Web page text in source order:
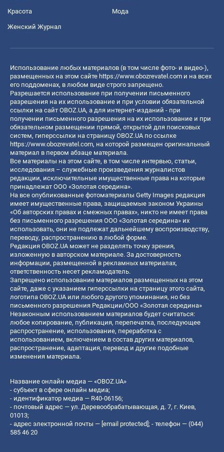
Красота Мода
Женский Журнал
Использование любых материалов (в том числе фото- и видео-),
размещенных на этом сайте https://www.obozrevatel.com и на всех
его поддоменах, в любом виде строго запрещено.
Разрешается использование при получении письменного
разрешения на их использование и при условии обязательной
ссылки на сайт OBOZ.UA, а для интернет-изданий - при
получении письменного разрешения на их использование и при
обязательном размещении прямой, открытой для поисковых
систем, гиперссылки на страницу OBOZ.UA по ссылке
https://www.obozrevatel.com, на которой размещен оригинальный
материал в первом абзаце материала.
Все материалы на этом сайте, в том числе интервью, статьи,
исследования – служебные произведения журналистов
редакции, исключительные имущественные права на которые
принадлежат ООО «Золотая середина».
На все опубликованные фотоматериалы Getty Images редакция
имеет имущественные права, защищаемые законом Украины
«Об авторских правах и смежных правах», никто не имеет права
без письменного разрешения ООО «Золотая середина» их
использовать, они не подлежат дальнейшему воспроизводству,
переводу, распространению в любой форме.
Редакция OBOZ.UA может не разделять точку зрения,
изложенную в авторском материале. За достоверность
информации, размещенной в рекламных материалах,
ответственность несет рекламодатель.
Запрещено использование материалов размещенных на этом
сайте, даже с указанием гиперссылки на страницу этого сайта,
логотипа OBOZ.UA или любого другого упоминания, но без
письменного разрешения Редакции/ООО «Золотая середина»
Незаконным использованием материалов будет считаться:
любое копирование, публикация, перепечатка, последующее
распространение, использование, переработка с
использованием, включением в состав других материалов,
распространение, адаптация, перевод и другие подобные
изменения материала.
Название онлайн медиа — «OBOZ.UA»
- субъект в сфере онлайн медиа;
- идентификатор медиа — R40-06156;
- почтовый адрес — ул. Деревообрабатывающая, д. 7, г. Киев,
01013;
- адрес электронной почты — [email protected]; - телефон — (044)
585 46 20